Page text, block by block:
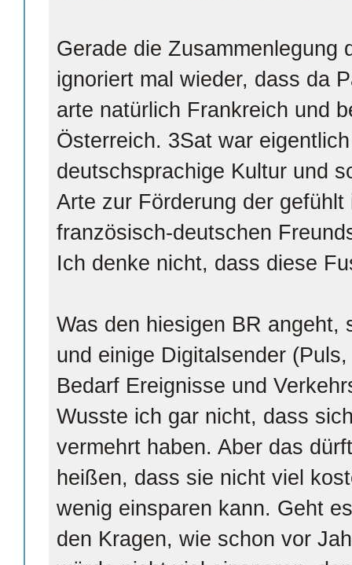
Gerade die Zusammenlegung
ignoriert mal wieder, dass da
arte natürlich Frankreich und
Österreich. 3Sat war
deutschsprachige Kultur und
Arte zur Förderung der
französisch-deutschen
Ich denke nicht, dass diese
Was den hiesigen BR angeht,
und einige Digitalsender
Bedarf Ereignisse und
Wusste ich gar nicht, dass
vermehrt haben. Aber das
heißen, dass sie nicht viel
wenig einsparen kann. Geht
den Kragen, wie schon vor